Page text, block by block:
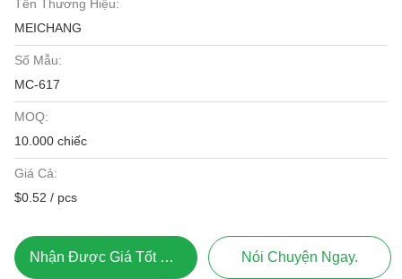
Tên Thương Hiệu:
MEICHANG
Số Mẫu:
MC-617
MOQ:
10.000 chiếc
Giá Cả:
$0.52 / pcs
Nhận Được Giá Tốt Nhất Nói Chuyện Ngay.